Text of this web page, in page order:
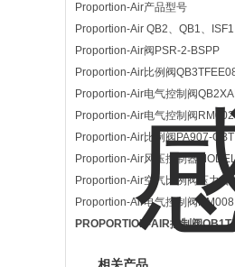
Proportion-Air产品型号
Proportion-Air QB2、QB1、
Proportion-Air阀PSR-2-BSPP
Proportion-Air比例阀
Proportion-Air电气控制阀
Proportion-Air电气控制阀
Proportion-Air比例阀PA907-QBT
Proportion-Air风压控制器
Proportion-Air空气比例阀压力传
Proportion-Air电气控制阀
PROPORTION-AIR控制阀